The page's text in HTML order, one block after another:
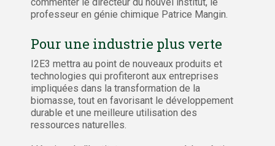
professeur en génie chimique Patrice Mangin.
Pour une industrie plus verte
I2E3 mettra au point de nouveaux produits et
technologies qui profiteront aux entreprises
impliquées dans la transformation de la
biomasse, tout en favorisant le développement
durable et une meilleure utilisation des
ressources naturelles.